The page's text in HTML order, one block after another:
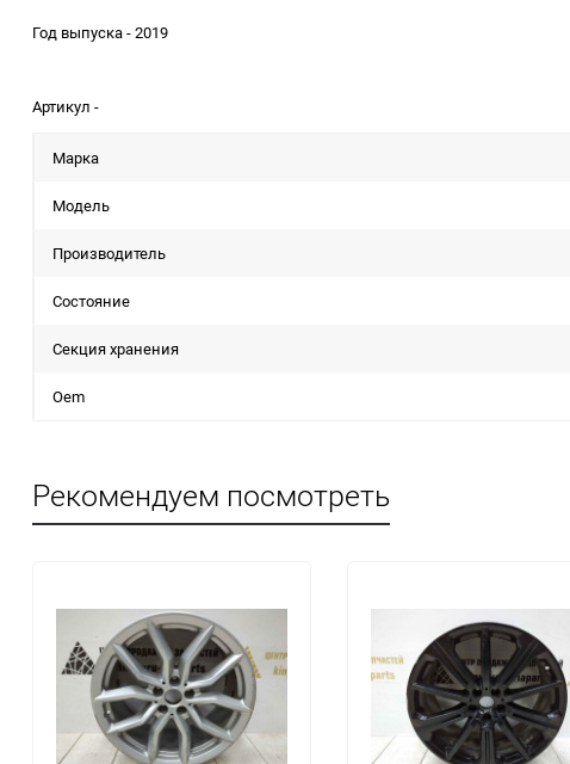
Год выпуска - 2019
Артикул -
Марка
Модель
Производитель
Состояние
Секция хранения
Oem
Рекомендуем посмотреть
еще 2 фото еще 1 фото